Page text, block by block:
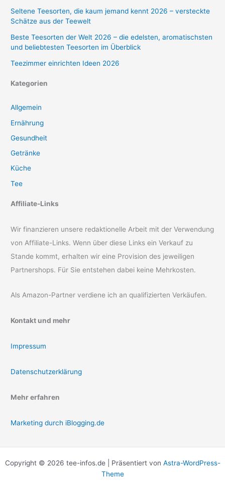
Seltene Teesorten, die kaum jemand kennt 2026 – versteckte
Schätze aus der Teewelt
Beste Teesorten der Welt 2026 – die edelsten, aromatischsten
und beliebtesten Teesorten im Überblick
Teezimmer einrichten Ideen 2026
Kategorien
Allgemein
Ernährung
Gesundheit
Getränke
Küche
Tee
Affiliate-Links
Wir finanzieren unsere redaktionelle Arbeit mit der Verwendung
von Affiliate-Links. Wenn über diese Links ein Verkauf zu
Stande kommt, erhalten wir eine Provision des jeweiligen
Partnershops. Für Sie entstehen dabei keine Mehrkosten.
Als Amazon-Partner verdiene ich an qualifizierten Verkäufen.
Kontakt und mehr
Impressum
Datenschutzerklärung
Mehr erfahren
Marketing durch iBlogging.de
Copyright © 2026 tee-infos.de | Präsentiert von Astra-WordPress-
Theme